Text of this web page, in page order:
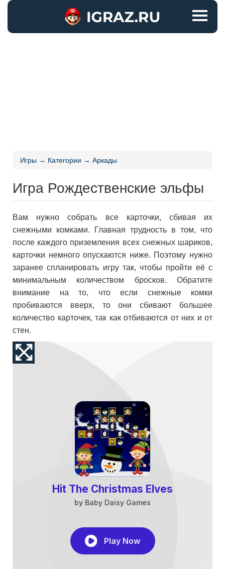
Игры → Категории → Аркады
Игра Рождественские эльфы
Вам нужно собрать все карточки, сбивая их
снежными комками. Главная трудность в том, что
после каждого приземления всех снежных шариков,
карточки немного опускаются ниже. Поэтому нужно
заранее спланировать игру так, чтобы пройти её с
минимальным количеством бросков. Обратите
внимание на то, что если снежные комки
пробиваются вверх, то они сбивают большее
количество карточек, так как отбиваются от них и от
стен.